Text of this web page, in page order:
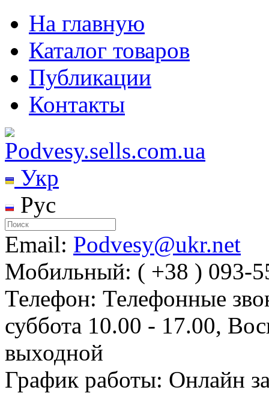
На главную
Каталог товаров
Публикации
Контакты
Укр
Рус
Email: Podvesy@ukr.net
Мобильный: ( +38 ) 093-
Телефон: Телефонные
суббота 10.00 - 17.00,
выходной
График работы: Онлайн